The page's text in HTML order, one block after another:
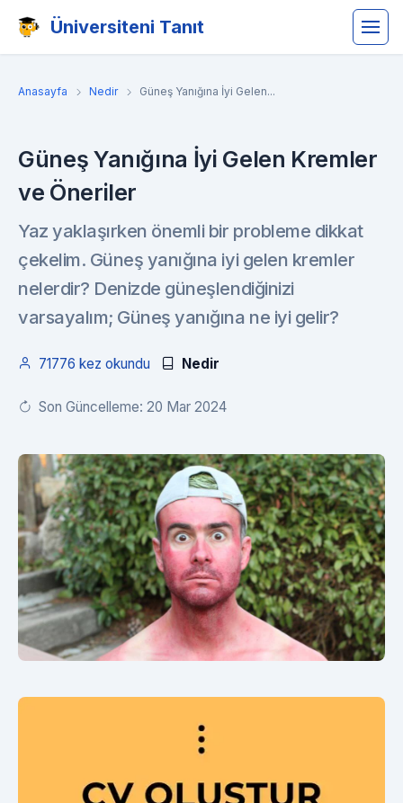
Üniversiteni Tanıt
Anasayfa Nedir Güneş Yanığına İyi Gelen...
Güneş Yanığına İyi Gelen Kremler
ve Öneriler
Yaz yaklaşırken önemli bir probleme dikkat
çekelim. Güneş yanığına iyi gelen kremler
nelerdir? Denizde güneşlendiğinizi
varsayalım; Güneş yanığına ne iyi gelir?
71776 kez okundu Nedir
Son Güncelleme: 20 Mar 2024